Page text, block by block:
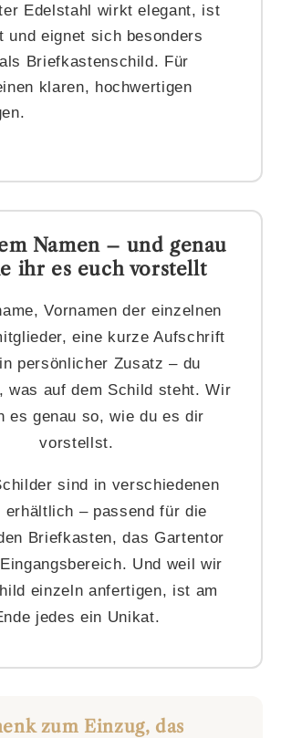
Edelstahl wirkt elegant, ist
und eignet sich besonders
Briefkastenschild. Für
klaren, hochwertigen
Namen – und genau
ihr es euch vorstellt
Vornamen der einzelnen
eine kurze Aufschrift
persönlicher Zusatz – du
was auf dem Schild steht. Wir
es genau so, wie du es dir
vorstellst.
sind in verschiedenen
erhältlich – passend für die
Briefkasten, das Gartentor
Und weil wir
einzeln anfertigen, ist am
jedes ein Unikat.
zum Einzug, das